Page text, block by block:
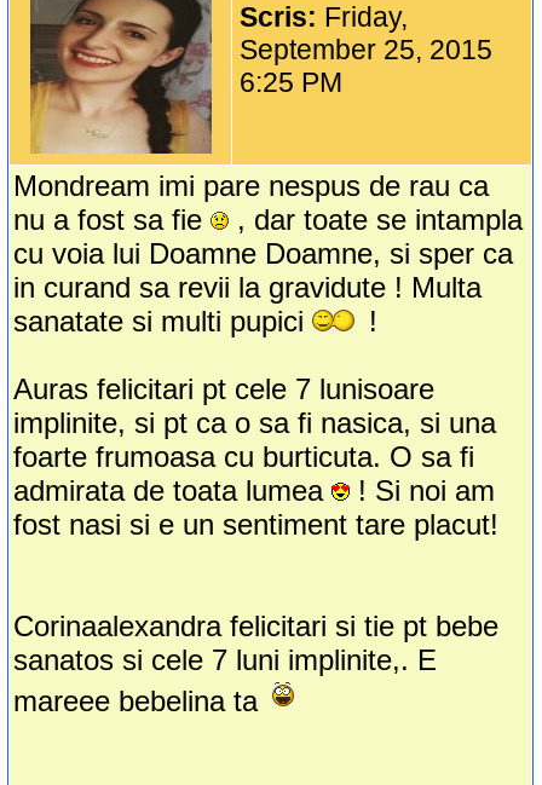
Scris: Friday,
September 25, 2015
6:25 PM
Mondream imi pare nespus de rau ca
nu a fost sa fie
, dar toate se intampla
cu voia lui Doamne Doamne, si sper ca
in curand sa revii la gravidute ! Multa
sanatate si multi pupici
!
Auras felicitari pt cele 7 lunisoare
implinite, si pt ca o sa fi nasica, si una
foarte frumoasa cu burticuta. O sa fi
admirata de toata lumea
! Si noi am
fost nasi si e un sentiment tare placut!
Corinaalexandra felicitari si tie pt bebe
sanatos si cele 7 luni implinite,. E
mareee bebelina ta